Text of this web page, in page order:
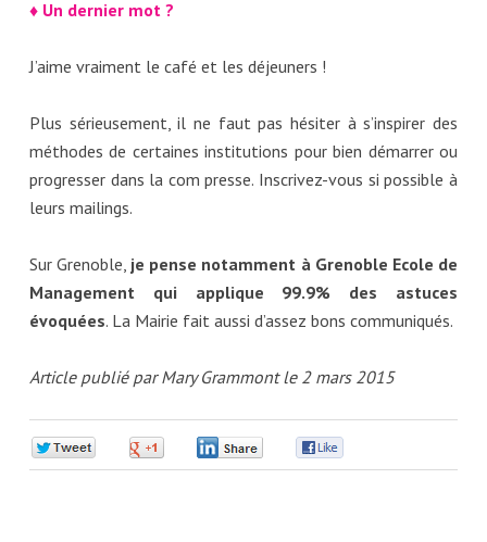
♦ Un dernier mot ?
J’aime vraiment le café et les déjeuners !
Plus sérieusement, il ne faut pas hésiter à s’inspirer des
méthodes de certaines institutions pour bien démarrer ou
progresser dans la com presse. Inscrivez-vous si possible à
leurs mailings.
Sur Grenoble, je pense notamment à Grenoble Ecole de
Management qui applique 99.9% des astuces
évoquées. La Mairie fait aussi d’assez bons communiqués.
Article publié par Mary Grammont le 2 mars 2015